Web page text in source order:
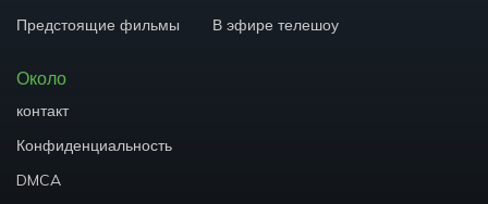
Предстоящие фильмы
В эфире телешоу
Около
контакт
Конфиденциальность
DMCA